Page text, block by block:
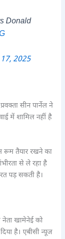
Donald
2025
सीन पार्नेल ने
में शामिल नहीं है
रूम तैयार रखने का
से ले रहा है
पड़ सकती है।
नेता खामेनेई को
है। एबीसी न्यूज